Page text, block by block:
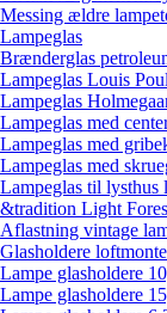
Messing ældre
Lampeglas
Brænderglas
Lampeglas Louis
Lampeglas
Lampeglas med
Lampeglas med
Lampeglas med
Lampeglas til lysthus
&tradition Light
Aflastning vintage
Glasholdere
Lampe glasholdere
Lampe glasholdere